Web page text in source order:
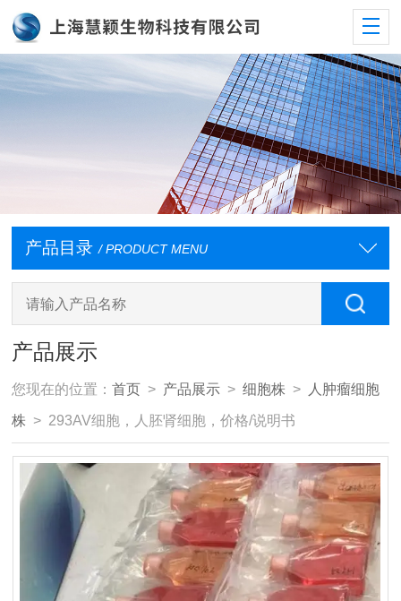
产品目录 / PRODUCT MENU
产品展示
您现在的位置：首页 > 产品展示 >细胞株 > 人肿瘤细胞
株 > 293AV细胞，人胚肾细胞，价格/说明书